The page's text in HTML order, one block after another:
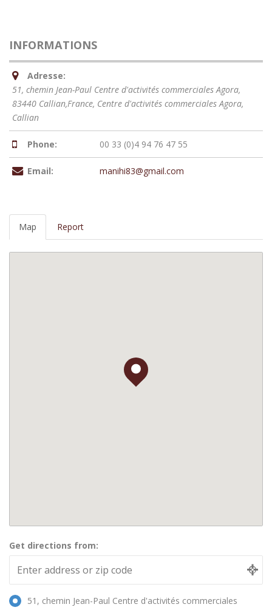
INFORMATIONS
Adresse:
51, chemin Jean-Paul Centre d'activités commerciales Agora,
83440 Callian,France, Centre d'activités commerciales Agora,
Callian
Phone: 00 33 (0)4 94 76 47 55
Email: manihi83@gmail.com
Map Report
Get directions from:
51, chemin Jean-Paul Centre d'activités commerciales